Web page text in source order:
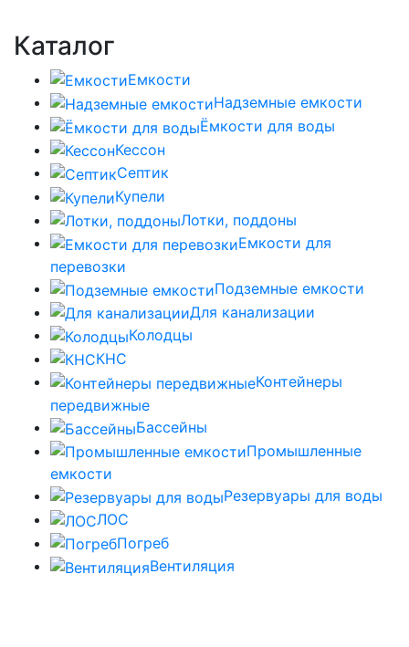
Каталог
Емкости
Надземные емкости
Ёмкости для воды
Кессон
Септик
Купели
Лотки, поддоны
Емкости для
перевозки
Подземные емкости
Для канализации
Колодцы
КНС
Контейнеры
передвижные
Бассейны
Промышленные
емкости
Резервуары для воды
ЛОС
Погреб
Вентиляция